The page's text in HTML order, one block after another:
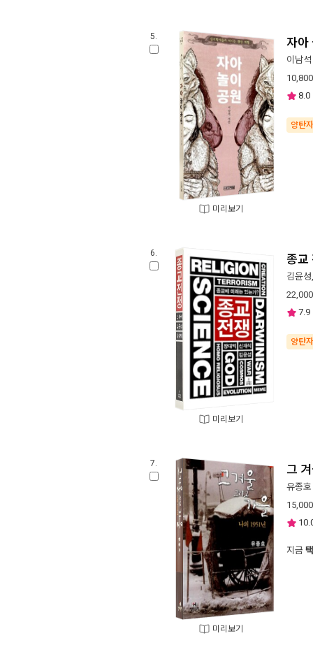
5.
미리보기
자아
이남석
10,800
8.0
양탄
6.
미리보기
종교
김윤성
22,000
7.9
양탄
7.
미리보기
그
유종호
15,000
지금